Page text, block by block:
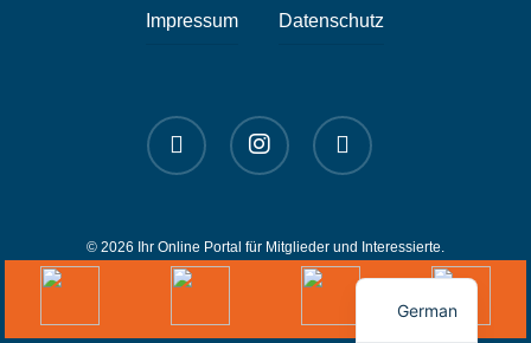
Impressum Datenschutz
linkedin instagram spotify
© 2026 Ihr Online Portal für Mitglieder und Interessierte.
German
English